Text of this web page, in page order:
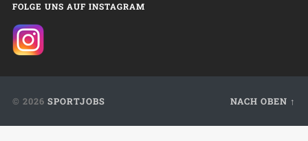
FOLGE UNS AUF INSTAGRAM
© 2026 SPORTJOBS NACH OBEN ↑